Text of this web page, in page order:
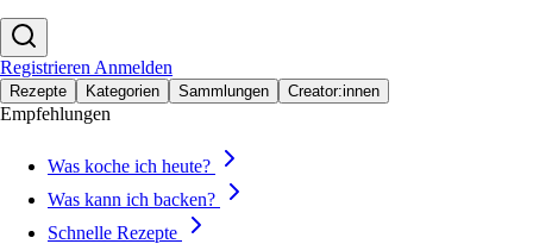
Registrieren Anmelden
Rezepte Kategorien Sammlungen Creator:innen
Empfehlungen
Was koche ich heute?
Was kann ich backen?
Schnelle Rezepte